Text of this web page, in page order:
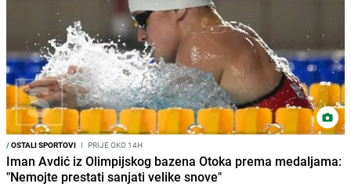
/OSTALI SPORTOVI I PRIJE OKO 14H
Iman Avdić iz Olimpijskog bazena Otoka prema medaljama:
"Nemojte prestati sanjati velike snove"